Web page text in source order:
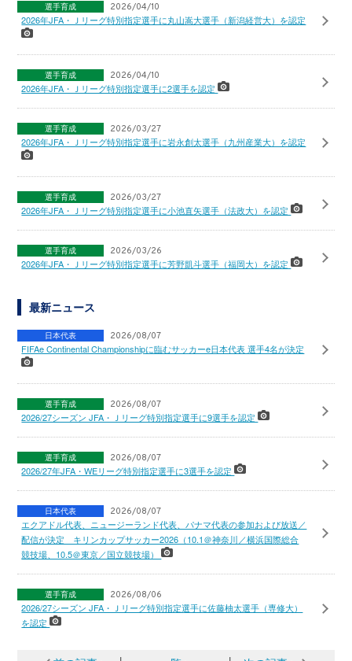
選手育成 2026/04/10
2026年JFA・Ｊリーグ特別指定選手に丸山嵩大選手（新潟経営大）を認定
選手育成 2026/04/10
2026年JFA・Ｊリーグ特別指定選手に2選手を認定
選手育成 2026/03/27
2026年JFA・Ｊリーグ特別指定選手に岩永創太選手（九州産業大）を認定
選手育成 2026/03/27
2026年JFA・Ｊリーグ特別指定選手に小池直矢選手（法政大）を認定
選手育成 2026/03/26
2026年JFA・Ｊリーグ特別指定選手に芳野凱斗選手（福岡大）を認定
最新ニュース
日本代表 2026/08/07
FIFAe Continental Championshipに臨むサッカーe日本代表 選手4名が決定
選手育成 2026/08/07
2026/27シーズン JFA・Ｊリーグ特別指定選手に9選手を認定
選手育成 2026/08/07
2026/27年JFA・WEリーグ特別指定選手に3選手を認定
日本代表 2026/08/07
エクアドル代表、ニュージーランド代表、パナマ代表の参加および放送／
配信が決定 キリンカップサッカー2026（10.1＠神奈川／横浜国際総合
競技場、10.5＠東京／国立競技場）
選手育成 2026/08/06
2026/27シーズン JFA・Ｊリーグ特別指定選手に佐藤柚太選手（専修大）
を認定